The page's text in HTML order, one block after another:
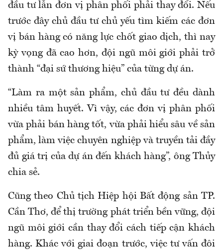
đầu tư lẫn đơn vị phân phối phải thay đổi. Nếu
trước đây chủ đầu tư chủ yếu tìm kiếm các đơn
vị bán hàng có năng lực chốt giao dịch, thì nay
kỳ vọng đã cao hơn, đội ngũ môi giới phải trở
thành “đại sứ thương hiệu” của từng dự án.
“Làm ra một sản phẩm, chủ đầu tư đều dành
nhiều tâm huyết. Vì vậy, các đơn vị phân phối
vừa phải bán hàng tốt, vừa phải hiểu sâu về sản
phẩm, làm việc chuyên nghiệp và truyền tải đầy
đủ giá trị của dự án đến khách hàng”, ông Thủy
chia sẻ.
Cũng theo Chủ tịch Hiệp hội Bất động sản TP.
Cần Thơ, để thị trường phát triển bền vững, đội
ngũ môi giới cần thay đổi cách tiếp cận khách
hàng. Khác với giai đoạn trước, việc tư vấn đôi